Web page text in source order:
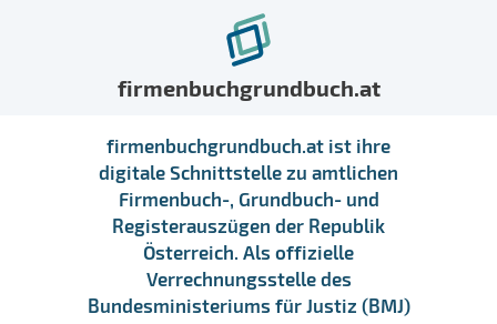
firmenbuchgrundbuch.at
firmenbuchgrundbuch.at ist ihre
digitale Schnittstelle zu amtlichen
Firmenbuch-, Grundbuch- und
Registerauszügen der Republik
Österreich. Als offizielle
Verrechnungsstelle des
Bundesministeriums für Justiz (BMJ)